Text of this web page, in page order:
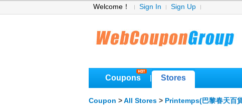
Welcome！ Sign In Sign Up
Coupons Stores
Coupon > All Stores > Printemps(巴黎春天百